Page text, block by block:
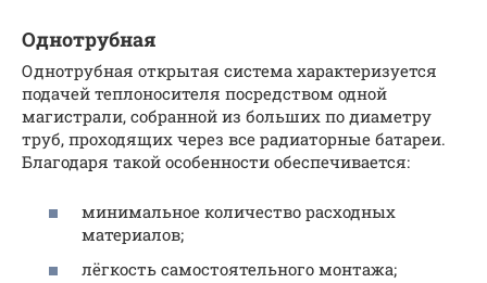
Однотрубная
Однотрубная открытая система характеризуется
подачей теплоносителя посредством одной
магистрали, собранной из больших по диаметру
труб, проходящих через все радиаторные батареи.
Благодаря такой особенности обеспечивается:
минимальное количество расходных
материалов;
лёгкость самостоятельного монтажа;